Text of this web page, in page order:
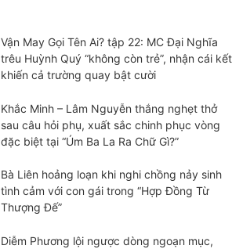
Vận May Gọi Tên Ai? tập 22: MC Đại Nghĩa
trêu Huỳnh Quý “không còn trẻ”, nhận cái kết
khiến cả trường quay bật cười
Khắc Minh – Lâm Nguyễn thắng nghẹt thở
sau câu hỏi phụ, xuất sắc chinh phục vòng
đặc biệt tại “Úm Ba La Ra Chữ Gì?”
Bà Liên hoảng loạn khi nghi chồng nảy sinh
tình cảm với con gái trong “Hợp Đồng Từ
Thượng Đế”
Diễm Phương lội ngược dòng ngoạn mục,